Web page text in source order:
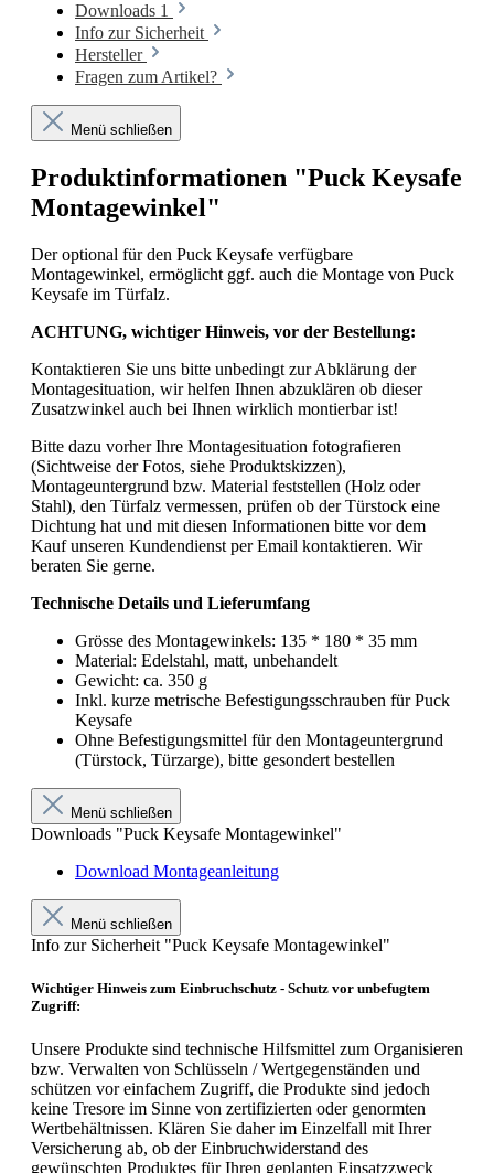
Downloads 1
Info zur Sicherheit
Hersteller
Fragen zum Artikel?
Menü schließen
Produktinformationen "Puck Keysafe
Montagewinkel"
Der optional für den Puck Keysafe verfügbare
Montagewinkel, ermöglicht ggf. auch die Montage von Puck
Keysafe im Türfalz.
ACHTUNG, wichtiger Hinweis, vor der Bestellung:
Kontaktieren Sie uns bitte unbedingt zur Abklärung der
Montagesituation, wir helfen Ihnen abzuklären ob dieser
Zusatzwinkel auch bei Ihnen wirklich montierbar ist!
Bitte dazu vorher Ihre Montagesituation fotografieren
(Sichtweise der Fotos, siehe Produktskizzen),
Montageuntergrund bzw. Material feststellen (Holz oder
Stahl), den Türfalz vermessen, prüfen ob der Türstock eine
Dichtung hat und mit diesen Informationen bitte vor dem
Kauf unseren Kundendienst per Email kontaktieren. Wir
beraten Sie gerne.
Technische Details und Lieferumfang
Grösse des Montagewinkels: 135 * 180 * 35 mm
Material: Edelstahl, matt, unbehandelt
Gewicht: ca. 350 g
Inkl. kurze metrische Befestigungsschrauben für Puck
Keysafe
Ohne Befestigungsmittel für den Montageuntergrund
(Türstock, Türzarge), bitte gesondert bestellen
Menü schließen
Downloads "Puck Keysafe Montagewinkel"
Download Montageanleitung
Menü schließen
Info zur Sicherheit "Puck Keysafe Montagewinkel"
Wichtiger Hinweis zum Einbruchschutz - Schutz vor unbefugtem
Zugriff:
Unsere Produkte sind technische Hilfsmittel zum Organisieren
bzw. Verwalten von Schlüsseln / Wertgegenständen und
schützen vor einfachem Zugriff, die Produkte sind jedoch
keine Tresore im Sinne von zertifizierten oder genormten
Wertbehältnissen. Klären Sie daher im Einzelfall mit Ihrer
Versicherung ab, ob der Einbruchwiderstand des
gewünschten Produktes für Ihren geplanten Einsatzzweck